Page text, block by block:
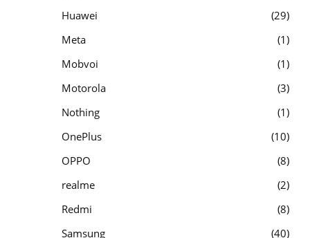
Huawei
29
Meta
1
Mobvoi
1
Motorola
3
Nothing
1
OnePlus
10
OPPO
8
realme
2
Redmi
8
Samsung
40